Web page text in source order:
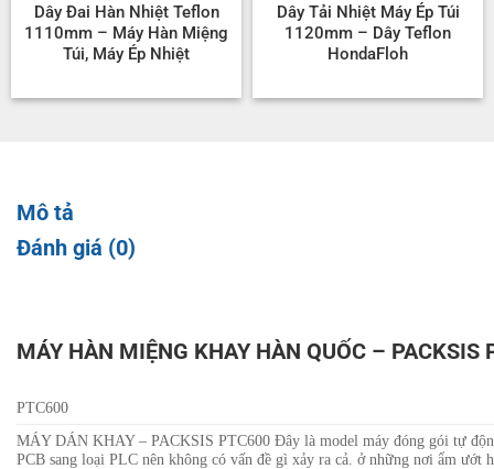
Dây Đai Hàn Nhiệt Teflon
1110mm – Máy Hàn Miệng
Túi, Máy Ép Nhiệt
Dây Tải Nhiệt Máy Ép Túi
1120mm – Dây Teflon
HondaFloh
Mô tả
Đánh giá (0)
MÁY HÀN MIỆNG KHAY HÀN QUỐC – PACKSIS
PTC600
MÁY DÁN KHAY – PACKSIS PTC600 Đây là model máy đóng gói tự
PCB sang loại PLC nên không có vấn đề gì xảy ra cả. ở những nơi ẩm ướt